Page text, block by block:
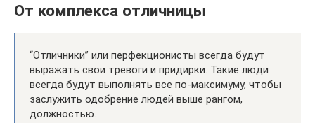
От комплекса отличницы
“Отличники” или перфекционисты всегда будут
выражать свои тревоги и придирки. Такие люди
всегда будут выполнять все по-максимуму, чтобы
заслужить одобрение людей выше рангом,
должностью.